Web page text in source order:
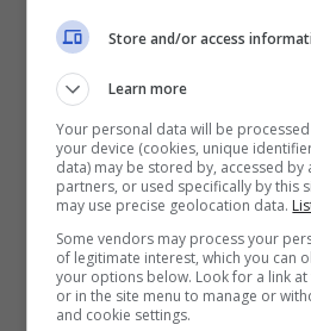
Takdir menemukan Lara
seorang pakar bedah yang
perit dalam kehidupannya
duanya berasa amat selesa
masing-masing. Namun,
berubah menjadi mimpi ngeri.
Siri ini dibintangi pelakon
Tiz Zaqyah, Tony Eusoff,
Nisaa, Wan Raja, Nas-T,
Store and/or access
Learn more
Your personal data will be
your device (cookies, unique
data) may be stored by, accessed by
partners, or used specifically by this
may use precise geolocation data.
Some vendors may process your
of legitimate interest, which you can
your options below. Look for a link
or in the site menu to manage or
and cookie settings.